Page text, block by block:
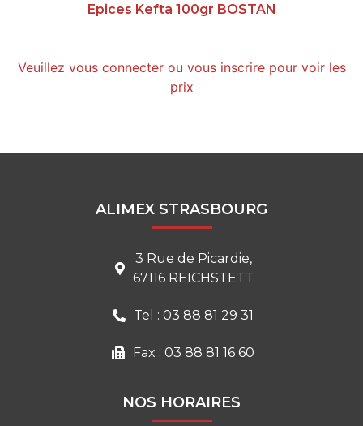
Epices Kefta 100gr BOSTAN
Veuillez vous connecter ou vous inscrire pour voir les
prix
ALIMEX STRASBOURG
3 Rue de Picardie,
67116 REICHSTETT
Tel : 03 88 81 29 31
Fax : 03 88 81 16 60
NOS HORAIRES